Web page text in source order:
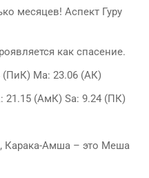
месяцев! Аспект Гуру
как спасение.
(ПиК) Ma: 23.06 (АК)
21.15 (АмК) Sa: 9.24 (ПК)
Карака-Амша – это Меша